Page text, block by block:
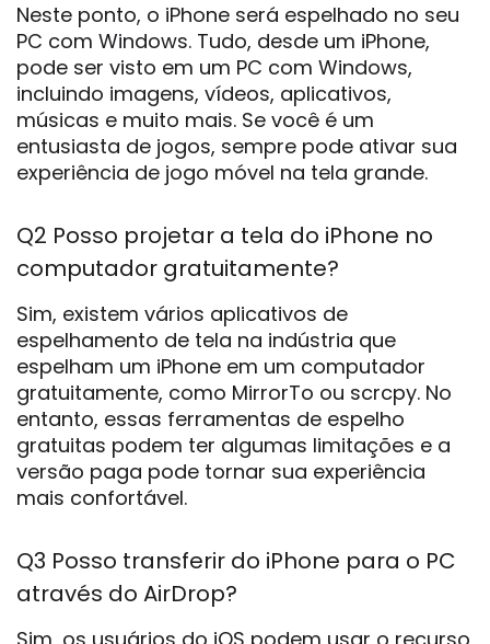
Neste ponto, o iPhone será espelhado no seu
PC com Windows. Tudo, desde um iPhone,
pode ser visto em um PC com Windows,
incluindo imagens, vídeos, aplicativos,
músicas e muito mais. Se você é um
entusiasta de jogos, sempre pode ativar sua
experiência de jogo móvel na tela grande.
Q2 Posso projetar a tela do iPhone no
computador gratuitamente?
Sim, existem vários aplicativos de
espelhamento de tela na indústria que
espelham um iPhone em um computador
gratuitamente, como MirrorTo ou scrcpy. No
entanto, essas ferramentas de espelho
gratuitas podem ter algumas limitações e a
versão paga pode tornar sua experiência
mais confortável.
Q3 Posso transferir do iPhone para o PC
através do AirDrop?